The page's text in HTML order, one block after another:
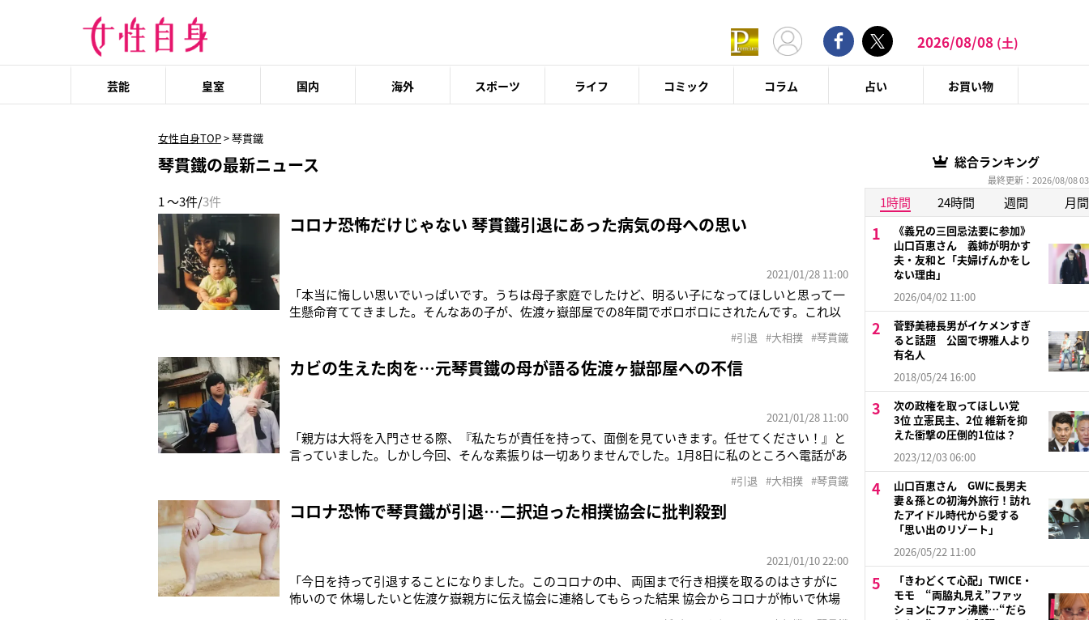
2026/08/08 (土)
芸能 皇室 国内 海外 スポーツ ライフ コミック コラム 占い お買い物
女性自身TOP>琴貫鐵
琴貫鐵の最新ニュース
1 ～3件/3件
コロナ恐怖だけじゃない 琴貫鐵引退にあった病気の母への思い
2021/01/28 11:00
「本当に悔しい思いでいっぱいです。うちは母子家庭でしたけど、明るい子になってほしいと思って一
生懸命育ててきました。そんなあの子が、佐渡ヶ嶽部屋での8年間でボロボロにされたんです。これ以
た……」と語るのは、引退した琴貫鐡こと柳原大将さん（22）の母だ。発端は1月9日のTwitter。柳原
さんがこう投稿したのだ。《今
#引退 #大相撲 #琴貫鐵
カビの生えた肉を…元琴貫鐵の母が語る佐渡ヶ嶽部屋への不信
2021/01/28 11:00
「親方は大将を入門させる際、『私たちが責任を持って、面倒を見ていきます。任せてください！』と
言っていました。しかし今回、そんな素振りは一切ありませんでした。1月8日に私のところへ電話があ
ので』の一点張りでした。そして翌日になるとすぐさま断髪式を行い、切り捨てるようにあの子を追
い出したのです。親方は、大将が心
#引退 #大相撲 #琴貫鐵
コロナ恐怖で琴貫鐵が引退…二択迫った相撲協会に批判殺到
2021/01/10 22:00
「今日を持って引退することになりました。このコロナの中、 両国まで行き相撲を取るのはさすがに
怖いので 休場したいと佐渡ケ嶽親方に伝え協会に連絡してもらった結果 協会からコロナが怖いで休場
総合ランキング
最終更新：2026/08/08
1時間 24時間 週間 月間
《義兄の三回忌法要に参加》
山口百恵さん 義姉が明かす
夫・友和と「夫婦げんかをし
ない理由」
2026/04/02 11:00
菅野美穂長男がイケメンすぎ
ると話題 公園で堺雅人より
有名人
2018/05/24 16:00
次の政権を取ってほしい党
3位 立憲民主、2位 維新を抑
えた衝撃の圧倒的1位は？
2023/12/03 06:00
山口百恵さん GWに長男夫
妻＆孫との初海外旅行！訪れ
たアイドル時代から愛する
「思い出のリゾート」
2026/05/22 11:00
「きわどくて心配」TWICE・
モモ “両脇丸見え”ファッ
ションにファン沸騰…“だら